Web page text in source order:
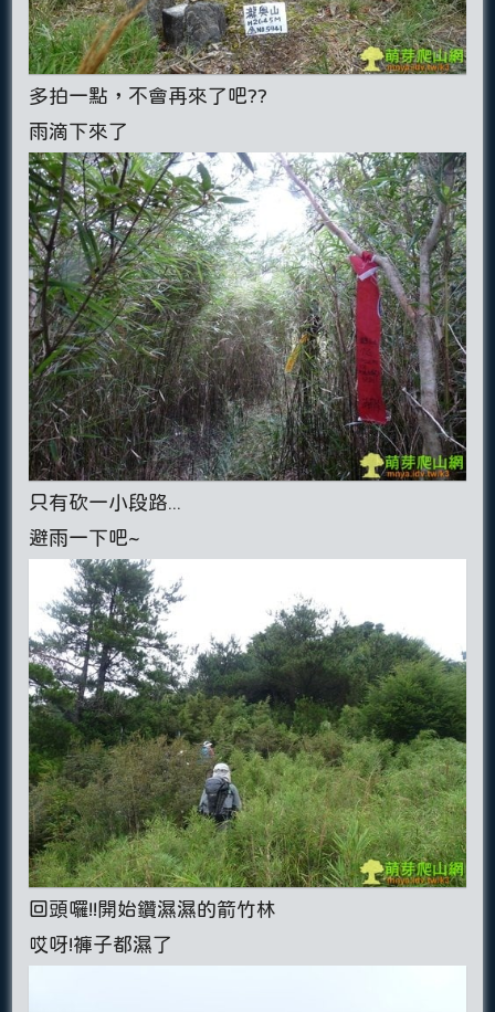
多拍一點，不會再來了吧??
雨滴下來了
只有砍一小段路...
避雨一下吧~
回頭囉!!開始鑽濕濕的箭竹林
哎呀!褲子都濕了